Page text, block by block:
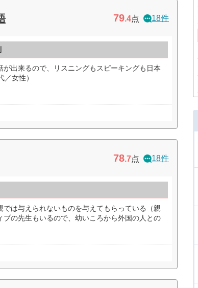
79.4点 18件
出来るので、リスニングもスピーキングも日本
女性）
78.7点 18件
は与えられないものを与えてもらっている（親
の先生もいるので、幼いころから外国の人との